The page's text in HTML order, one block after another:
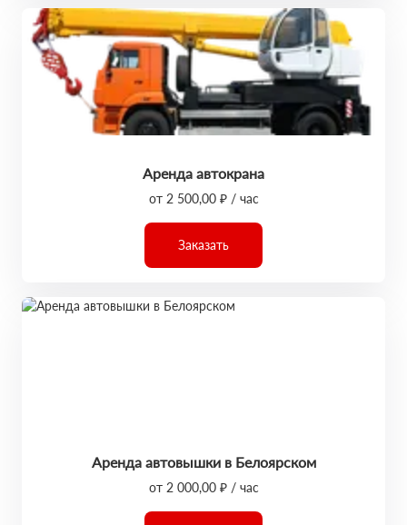
Аренда автокрана
от 2 500,00 ₽ / час
Заказать
Аренда автовышки в Белоярском
от 2 000,00 ₽ / час